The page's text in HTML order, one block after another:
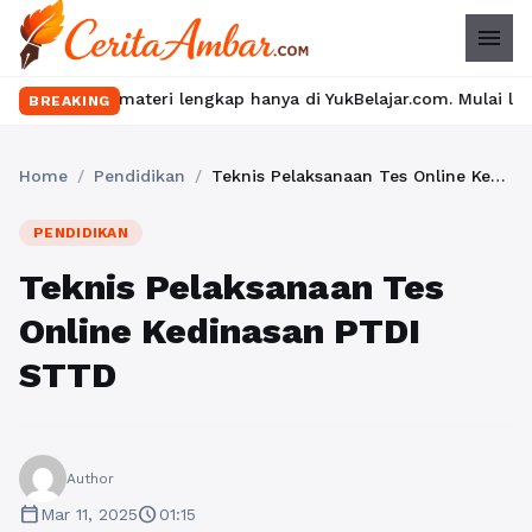
menu
BREAKING
lengkap hanya di YukBelajar.com. Mulai langkah
Home / Pendidikan / Teknis Pelaksanaan Tes Online Kedinasan PTDI STTD
PENDIDIKAN
Teknis Pelaksanaan Tes
Online Kedinasan PTDI
STTD
Author
calendar_todayMar 11, 2025schedule01:15